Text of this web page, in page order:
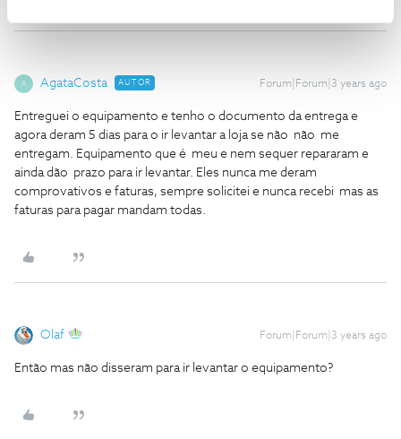
A AgataCosta AUTOR Forum|Forum|3 years ago
Entreguei o equipamento e tenho o documento da entrega e
agora deram 5 dias para o ir levantar a loja se não não me
entregam. Equipamento que é meu e nem sequer repararam e
ainda dão prazo para ir levantar. Eles nunca me deram
comprovativos e faturas, sempre solicitei e nunca recebi mas as
faturas para pagar mandam todas.
Olaf Forum|Forum|3 years ago
Então mas não disseram para ir levantar o equipamento?